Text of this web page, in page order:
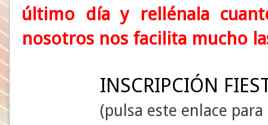
último día y rellénala
nosotros nos facilita mucho
INSCRIPCIÓN
(pulsa este enlace